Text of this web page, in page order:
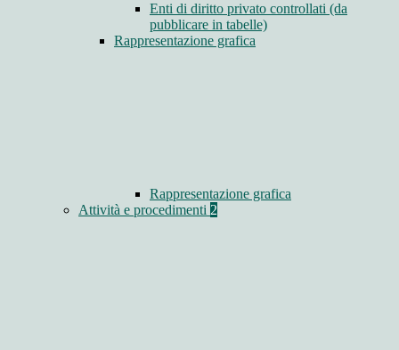
Enti di diritto privato controllati (da
pubblicare in tabelle)
Rappresentazione grafica
Rappresentazione grafica
Attività e procedimenti 2